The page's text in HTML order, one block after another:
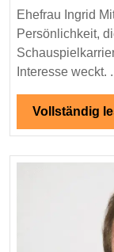
Ehefrau Ingrid
Persönlichkeit,
Interesse weckt.
Vollständig